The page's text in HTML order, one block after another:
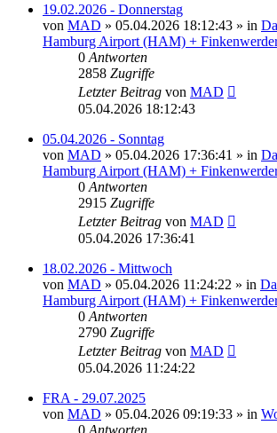
19.02.2026 - Donnerstag
von MAD » 05.04.2026 18:12:43 » in
Hamburg Airport (HAM) +
0 Antworten
2858 Zugriffe
Letzter Beitrag von MAD
05.04.2026 18:12:43
05.04.2026 - Sonntag
von MAD » 05.04.2026 17:36:41 » in
Hamburg Airport (HAM) +
0 Antworten
2915 Zugriffe
Letzter Beitrag von MAD
05.04.2026 17:36:41
18.02.2026 - Mittwoch
von MAD » 05.04.2026 11:24:22 » in
Hamburg Airport (HAM) +
0 Antworten
2790 Zugriffe
Letzter Beitrag von MAD
05.04.2026 11:24:22
FRA - 29.07.2025
von MAD » 05.04.2026 09:19:33 » in
0 Antworten